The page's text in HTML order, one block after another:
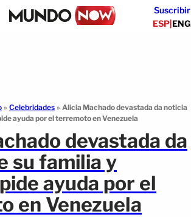
Suscribir
ESP|ENG
» Celebridades » Alicia Machado devastada da noticia
ayuda por el terremoto en Venezuela
devastada da
su familia y
ayuda por el
en Venezuela